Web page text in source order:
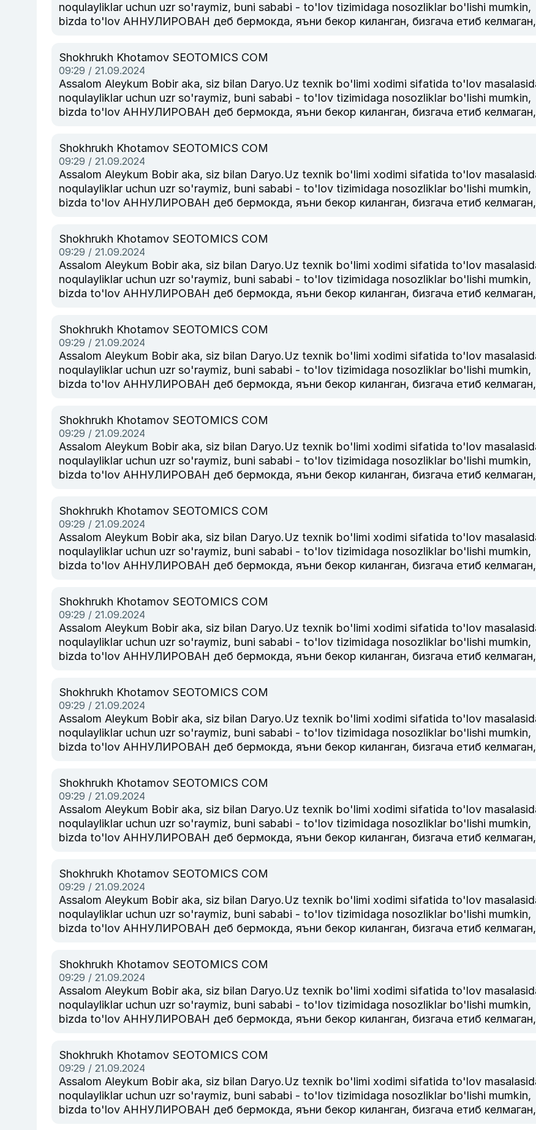
noqulayliklar uchun uzr so'raymiz, buni sababi - to'lov tizimidaga nosozliklar bo'lishi mumkin,
bizda to'lov АННУЛИРОВАН деб бермокда, яъни бекор киланган, бизгача етиб келмаган,
Shokhrukh Khotamov SEOTOMICS COM
09:29 / 21.09.2024
Assalom Aleykum Bobir aka, siz bilan Daryo.Uz texnik bo'limi xodimi sifatida to'lov masalasida
noqulayliklar uchun uzr so'raymiz, buni sababi - to'lov tizimidaga nosozliklar bo'lishi mumkin,
bizda to'lov АННУЛИРОВАН деб бермокда, яъни бекор киланган, бизгача етиб келмаган,
Shokhrukh Khotamov SEOTOMICS COM
09:29 / 21.09.2024
Assalom Aleykum Bobir aka, siz bilan Daryo.Uz texnik bo'limi xodimi sifatida to'lov masalasida
noqulayliklar uchun uzr so'raymiz, buni sababi - to'lov tizimidaga nosozliklar bo'lishi mumkin,
bizda to'lov АННУЛИРОВАН деб бермокда, яъни бекор киланган, бизгача етиб келмаган,
Shokhrukh Khotamov SEOTOMICS COM
09:29 / 21.09.2024
Assalom Aleykum Bobir aka, siz bilan Daryo.Uz texnik bo'limi xodimi sifatida to'lov masalasida
noqulayliklar uchun uzr so'raymiz, buni sababi - to'lov tizimidaga nosozliklar bo'lishi mumkin,
bizda to'lov АННУЛИРОВАН деб бермокда, яъни бекор киланган, бизгача етиб келмаган,
Shokhrukh Khotamov SEOTOMICS COM
09:29 / 21.09.2024
Assalom Aleykum Bobir aka, siz bilan Daryo.Uz texnik bo'limi xodimi sifatida to'lov masalasida
noqulayliklar uchun uzr so'raymiz, buni sababi - to'lov tizimidaga nosozliklar bo'lishi mumkin,
bizda to'lov АННУЛИРОВАН деб бермокда, яъни бекор киланган, бизгача етиб келмаган,
Shokhrukh Khotamov SEOTOMICS COM
09:29 / 21.09.2024
Assalom Aleykum Bobir aka, siz bilan Daryo.Uz texnik bo'limi xodimi sifatida to'lov masalasida
noqulayliklar uchun uzr so'raymiz, buni sababi - to'lov tizimidaga nosozliklar bo'lishi mumkin,
bizda to'lov АННУЛИРОВАН деб бермокда, яъни бекор киланган, бизгача етиб келмаган,
Shokhrukh Khotamov SEOTOMICS COM
09:29 / 21.09.2024
Assalom Aleykum Bobir aka, siz bilan Daryo.Uz texnik bo'limi xodimi sifatida to'lov masalasida
noqulayliklar uchun uzr so'raymiz, buni sababi - to'lov tizimidaga nosozliklar bo'lishi mumkin,
bizda to'lov АННУЛИРОВАН деб бермокда, яъни бекор киланган, бизгача етиб келмаган,
Shokhrukh Khotamov SEOTOMICS COM
09:29 / 21.09.2024
Assalom Aleykum Bobir aka, siz bilan Daryo.Uz texnik bo'limi xodimi sifatida to'lov masalasida
noqulayliklar uchun uzr so'raymiz, buni sababi - to'lov tizimidaga nosozliklar bo'lishi mumkin,
bizda to'lov АННУЛИРОВАН деб бермокда, яъни бекор киланган, бизгача етиб келмаган,
Shokhrukh Khotamov SEOTOMICS COM
09:29 / 21.09.2024
Assalom Aleykum Bobir aka, siz bilan Daryo.Uz texnik bo'limi xodimi sifatida to'lov masalasida
noqulayliklar uchun uzr so'raymiz, buni sababi - to'lov tizimidaga nosozliklar bo'lishi mumkin,
bizda to'lov АННУЛИРОВАН деб бермокда, яъни бекор киланган, бизгача етиб келмаган,
Shokhrukh Khotamov SEOTOMICS COM
09:29 / 21.09.2024
Assalom Aleykum Bobir aka, siz bilan Daryo.Uz texnik bo'limi xodimi sifatida to'lov masalasida
noqulayliklar uchun uzr so'raymiz, buni sababi - to'lov tizimidaga nosozliklar bo'lishi mumkin,
bizda to'lov АННУЛИРОВАН деб бермокда, яъни бекор киланган, бизгача етиб келмаган,
Shokhrukh Khotamov SEOTOMICS COM
09:29 / 21.09.2024
Assalom Aleykum Bobir aka, siz bilan Daryo.Uz texnik bo'limi xodimi sifatida to'lov masalasida
noqulayliklar uchun uzr so'raymiz, buni sababi - to'lov tizimidaga nosozliklar bo'lishi mumkin,
bizda to'lov АННУЛИРОВАН деб бермокда, яъни бекор киланган, бизгача етиб келмаган,
Shokhrukh Khotamov SEOTOMICS COM
09:29 / 21.09.2024
Assalom Aleykum Bobir aka, siz bilan Daryo.Uz texnik bo'limi xodimi sifatida to'lov masalasida
noqulayliklar uchun uzr so'raymiz, buni sababi - to'lov tizimidaga nosozliklar bo'lishi mumkin,
bizda to'lov АННУЛИРОВАН деб бермокда, яъни бекор киланган, бизгача етиб келмаган,
Shokhrukh Khotamov SEOTOMICS COM
09:29 / 21.09.2024
Assalom Aleykum Bobir aka, siz bilan Daryo.Uz texnik bo'limi xodimi sifatida to'lov masalasida
noqulayliklar uchun uzr so'raymiz, buni sababi - to'lov tizimidaga nosozliklar bo'lishi mumkin,
bizda to'lov АННУЛИРОВАН деб бермокда, яъни бекор киланган, бизгача етиб келмаган,